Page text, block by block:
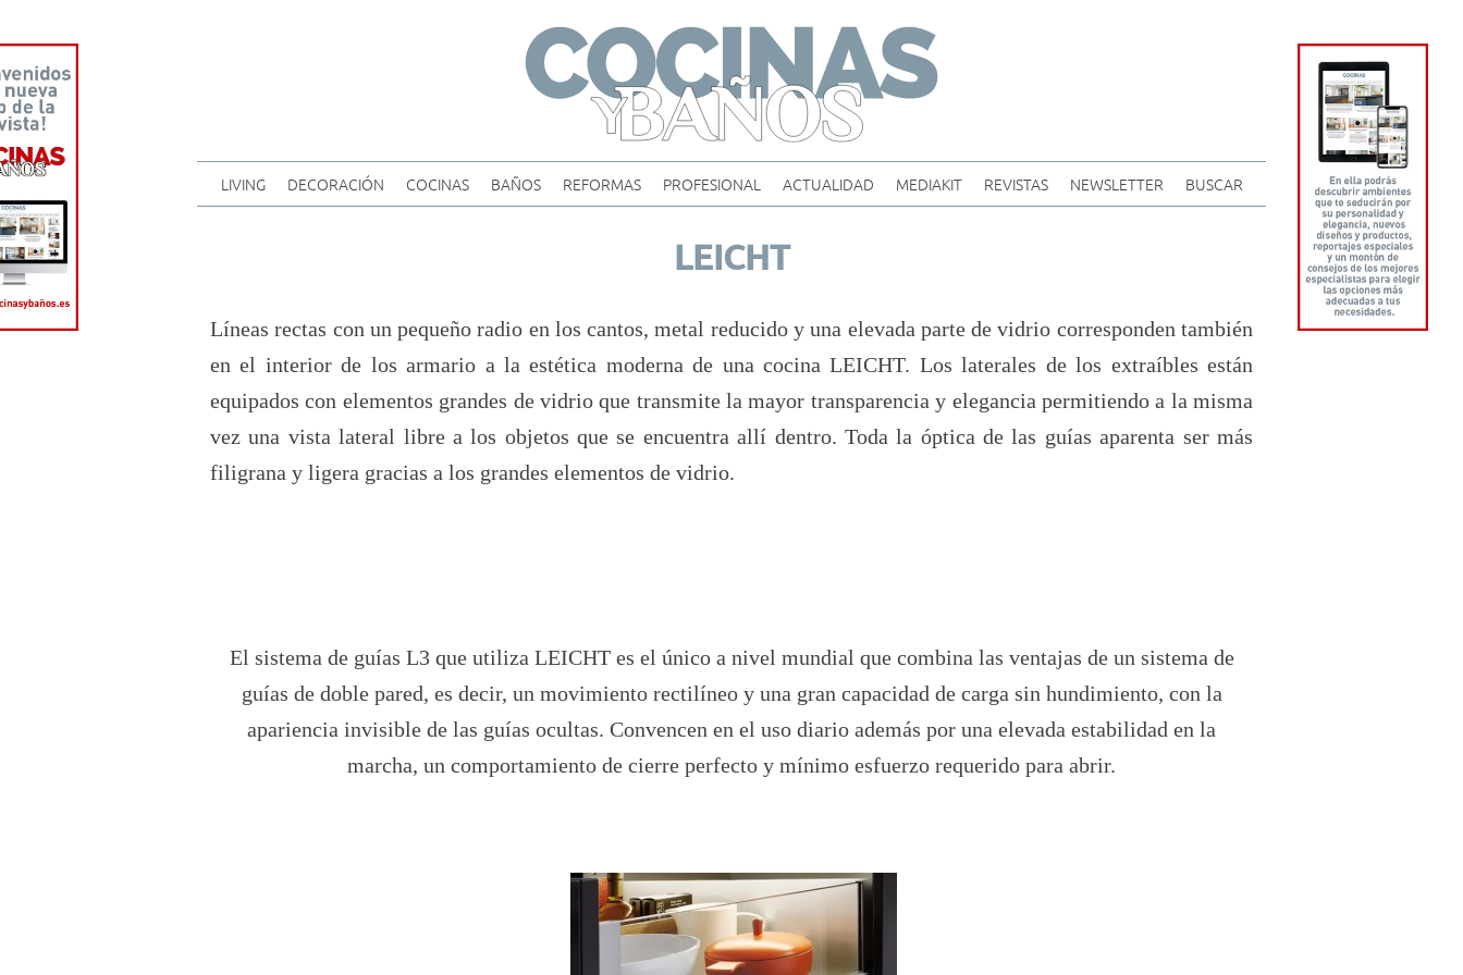
content
LIVING DECORACIÓN COCINAS BAÑOS REFORMAS PROFESIONAL ACTUALIDAD MEDIAKIT REVISTAS NEWSLETTER BUSCAR
LEICHT
Líneas rectas con un pequeño radio en los cantos, metal reducido y una elevada parte de vidrio corresponden también
en el interior de los armario a la estética moderna de una cocina LEICHT. Los laterales de los extraíbles están
equipados con elementos grandes de vidrio que transmite la mayor transparencia y elegancia permitiendo a la misma
vez una vista lateral libre a los objetos que se encuentra allí dentro. Toda la óptica de las guías aparenta ser más
filigrana y ligera gracias a los grandes elementos de vidrio.
El sistema de guías L3 que utiliza LEICHT es el único a nivel mundial que combina las ventajas de un sistema de
guías de doble pared, es decir, un movimiento rectilíneo y una gran capacidad de carga sin hundimiento, con la
apariencia invisible de las guías ocultas. Convencen en el uso diario además por una elevada estabilidad en la
marcha, un comportamiento de cierre perfecto y mínimo esfuerzo requerido para abrir.